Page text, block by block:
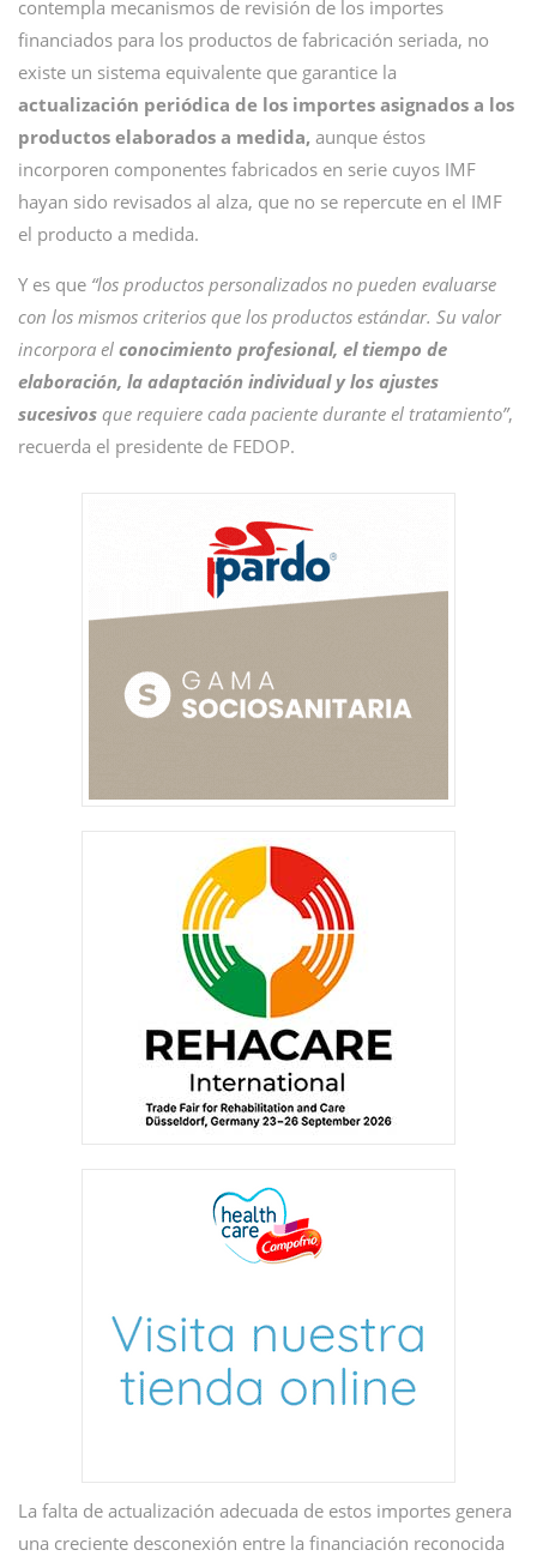
contempla mecanismos de revisión de los importes
financiados para los productos de fabricación seriada, no
existe un sistema equivalente que garantice la
actualización periódica de los importes asignados a los
productos elaborados a medida, aunque éstos
incorporen componentes fabricados en serie cuyos IMF
hayan sido revisados al alza, que no se repercute en el IMF
el producto a medida.
Y es que “los productos personalizados no pueden evaluarse
con los mismos criterios que los productos estándar. Su valor
incorpora el conocimiento profesional, el tiempo de
elaboración, la adaptación individual y los ajustes
sucesivos que requiere cada paciente durante el tratamiento”,
recuerda el presidente de FEDOP.
La falta de actualización adecuada de estos importes genera
una creciente desconexión entre la financiación reconocida